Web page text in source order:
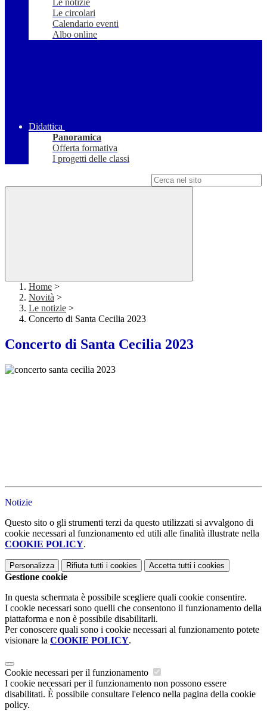
Le notizie
Le circolari
Calendario eventi
Albo online
Didattica
Panoramica
Offerta formativa
I progetti delle classi
Home >
Novità >
Le notizie >
Concerto di Santa Cecilia 2023
Concerto di Santa Cecilia 2023
Notizie
Questo sito o gli strumenti terzi da questo utilizzati si avvalgono di
cookie necessari al funzionamento ed utili alle finalità illustrate nella
COOKIE POLICY.
Personalizza Rifiuta tutti i cookies Accetta tutti i cookies
Gestione cookie
In questa schermata è possibile scegliere quali cookie consentire.
I cookie necessari sono quelli che consentono il funzionamento della
piattaforma e non è possibile disabilitarli.
Per conoscere quali sono i cookie necessari al funzionamento potete
visionare la COOKIE POLICY.
Cookie necessari per il funzionamento
I cookie necessari per il funzionamento non possono essere
disabilitati. È possibile consultare l'elenco nella pagina della cookie
policy.